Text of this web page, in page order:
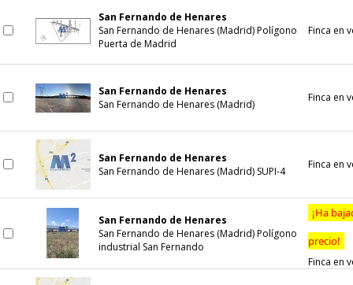
San Fernando de Henares
San Fernando de Henares (Madrid) Polígono
Puerta de Madrid
Finca en
San Fernando de Henares
San Fernando de Henares (Madrid)
Finca en
San Fernando de Henares
San Fernando de Henares (Madrid) SUPI-4
Finca en
San Fernando de Henares
San Fernando de Henares (Madrid) Polígono
industrial San Fernando
¡Ha
precio!
Finca en